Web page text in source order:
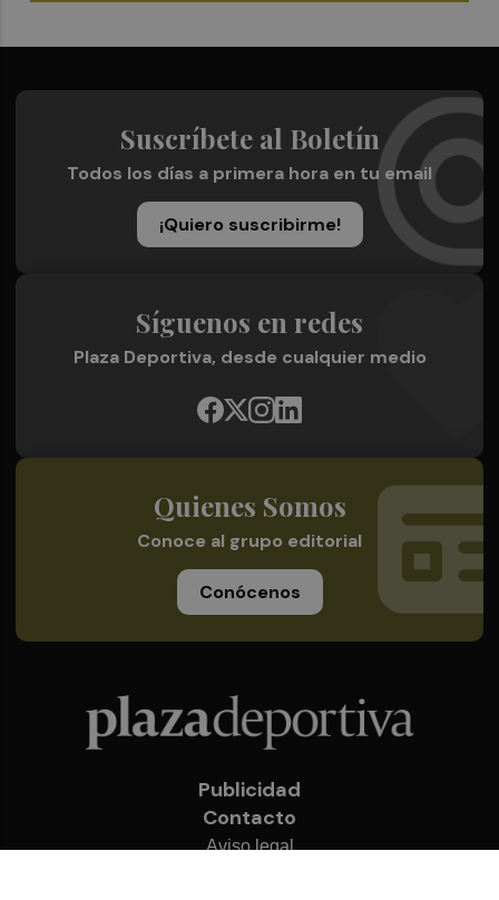
Suscríbete al Boletín
Todos los días a primera hora en tu email
¡Quiero suscribirme!
Síguenos en redes
Plaza Deportiva, desde cualquier medio
Quienes Somos
Conoce al grupo editorial
Conócenos
Publicidad
Contacto
Aviso legal